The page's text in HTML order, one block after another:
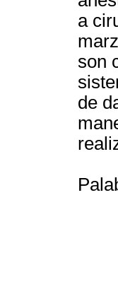
a
son
de